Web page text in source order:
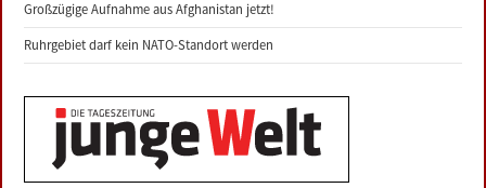
Großzügige Aufnahme aus Afghanistan jetzt!
Ruhrgebiet darf kein NATO-Standort werden